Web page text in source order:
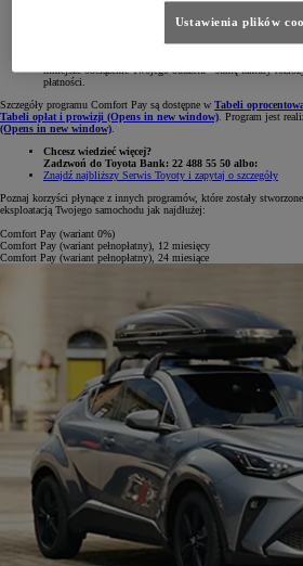
minimum formalności realizowanych bezpośrednio u
komfortowe odroczenie płatności: naprawiasz auto od ręki,
mniejsze obciążenie Twojego budżetu - sumę faktury
płatności.
Szczegóły programu Comfort Pay są dostępne w Tabeli
Tabeli opłat i prowizji (Opens in new window) . Program jest
(Opens in new window)
Chcesz wiedzieć więcej?
Zadzwoń do Toyota Bank: 22 488 55 50 albo:
Znajdź najbliższy Serwis Toyoty i zapytaj o szczegóły
Poznaj korzyści płynące z innych programów, które zostały
eksploatacją Twojego samochodu jak najdłużej:
Comfort Pay (wariant 0%)
Comfort Pay (wariant pełnopłatny), 12 miesięcy
Comfort Pay (wariant pełnopłatny), 24 miesiące
Ustawienia plików